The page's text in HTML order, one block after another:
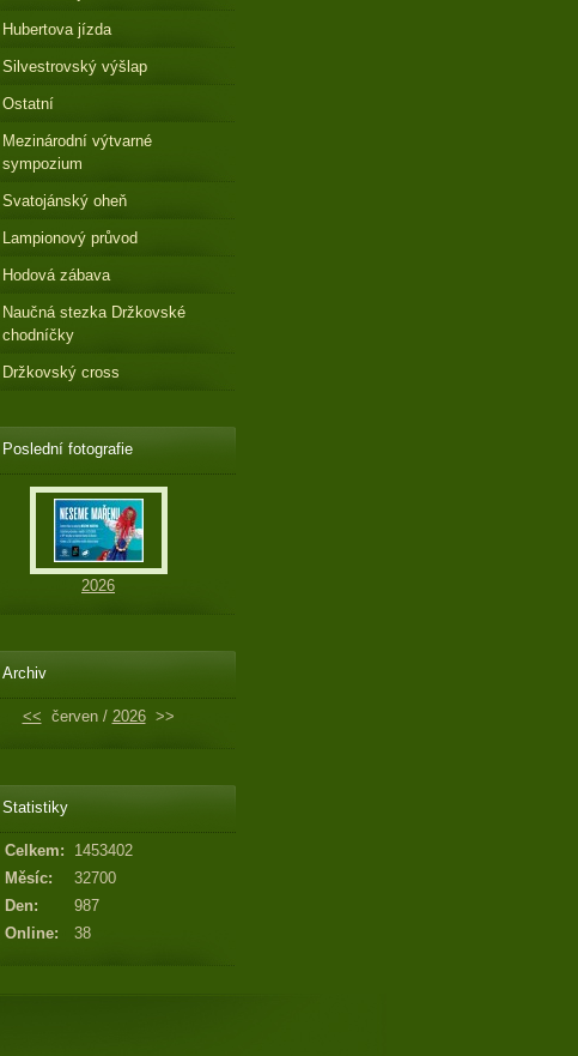
Hubertova jízda
Silvestrovský výšlap
Ostatní
Mezinárodní výtvarné
sympozium
Svatojánský oheň
Lampionový průvod
Hodová zábava
Naučná stezka Držkovské
chodníčky
Držkovský cross
Poslední fotografie
2026
Archiv
<< červen / 2026 >>
Statistiky
Online: 38
Celkem:
1453402
Měsíc:
32700
Den:
987